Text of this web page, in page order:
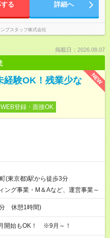
る 詳細へ
プスタッフ株式会社
掲載日：2026.08.07
NEW
経験OK！残業少な
WEB登録・面接OK
(東京都)駅から徒歩3分
ング事業・M＆Aなど、運営事業～
休憩1時間)
開始もOK！ ※9月～！